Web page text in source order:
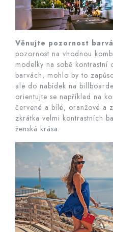
Věnujte pozornost
pozornost na vhodnou
modelky na sobě kontrastní
barvách, mohlo by to
ale do nabídek na
orientujte se například na
červené a bílé, oranžové a
zkrátka velmi kontrastních
ženská krása.